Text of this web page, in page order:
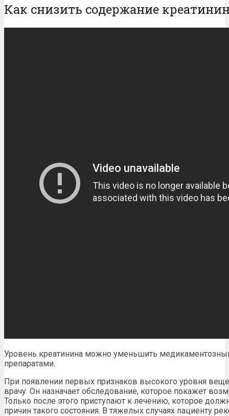
Как снизить содержание
Уровень креатинина можно уменьшить
препаратами.
При появлении первых признаков высокого уровня
врачу. Он назначает обследование, которое покажет
Только после этого приступают к лечению, которое
причин такого состояния. В тяжелых случаях пациенту